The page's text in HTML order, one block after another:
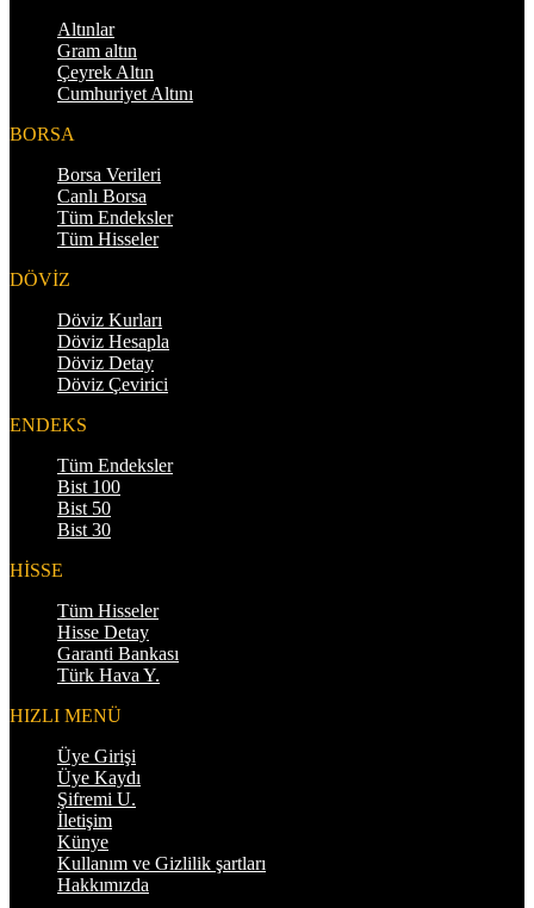
Altınlar
Gram altın
Çeyrek Altın
Cumhuriyet Altını
BORSA
Borsa Verileri
Canlı Borsa
Tüm Endeksler
Tüm Hisseler
DÖVİZ
Döviz Kurları
Döviz Hesapla
Döviz Detay
Döviz Çevirici
ENDEKS
Tüm Endeksler
Bist 100
Bist 50
Bist 30
HİSSE
Tüm Hisseler
Hisse Detay
Garanti Bankası
Türk Hava Y.
HIZLI MENÜ
Üye Girişi
Üye Kaydı
Şifremi U.
İletişim
Künye
Kullanım ve Gizlilik şartları
Hakkımızda